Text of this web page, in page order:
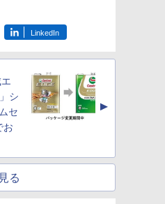
LinkedIn
シ
セ
お
▲
る